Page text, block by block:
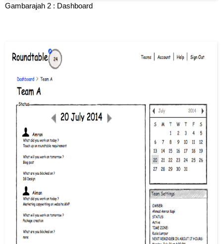
Gambarajah 2 : Dashboard